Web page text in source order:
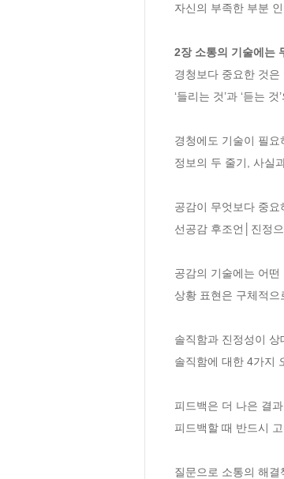
자신의 부족한 부분
2장 소통의 기술에는
경청보다 중요한 것은
‘들리는 것’과 ‘듣는
경청에도 기술이 필요
정보의 두 줄기, 사실
공감이 무엇보다 중요
선공감 후조언│진정
공감의 기술에는 어떤
상황 표현은 구체적
솔직함과 진정성이
솔직함에 대한 4가지
피드백은 더 나은 결
피드백할 때 반드시
질문으로 소통의 해